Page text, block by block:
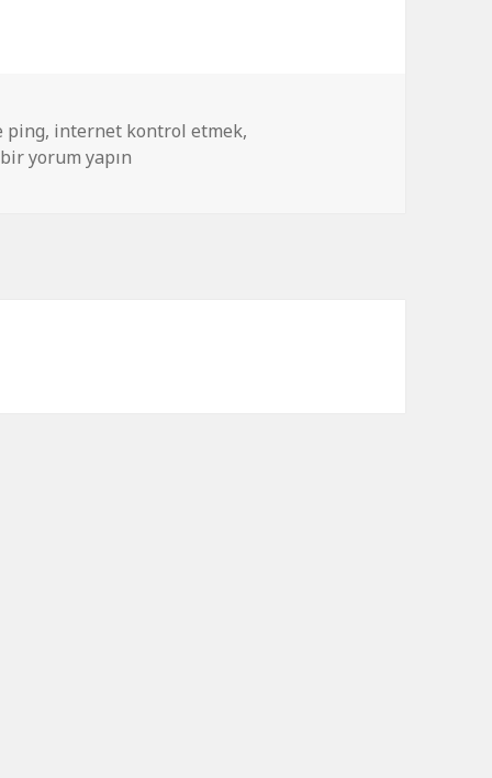
ping, internet kontrol etmek,
formda internet bağlantısı kontrolü için
yorum yapın